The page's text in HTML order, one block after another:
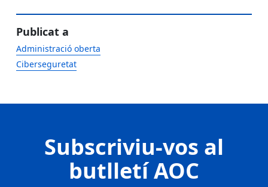
Publicat a
Administració oberta
Ciberseguretat
Subscriviu-vos al
butlletí AOC